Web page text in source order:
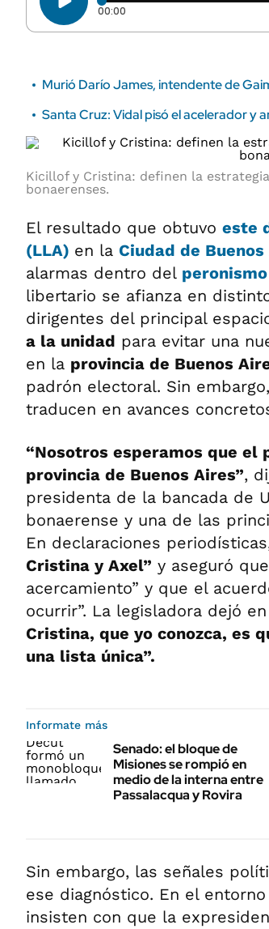
00:00 Tiempo transcurrido: 0
Murió Darío James, intendente de
Santa Cruz: Vidal pisó el acelerador y
Kicillof y Cristina: definen la
bonaerenses.
El resultado que obtuvo este
(LLA) en la Ciudad de
alarmas dentro del
libertario se afianza en
dirigentes del principal
a la unidad para evitar una
en la provincia de Buenos
padrón electoral. Sin
traducen en avances
“Nosotros esperamos que el
provincia de Buenos Aires”,
presidenta de la bancada de
bonaerense y una de las
En declaraciones
Cristina y Axel” y aseguró
acercamiento” y que el
ocurrir”. La legisladora dejó
Cristina, que yo conozca, es
una lista única”.
Informate más
Senado: el bloque de
Misiones se rompió en
medio de la interna entre
Passalacqua y Rovira
Sin embargo, las señales
ese diagnóstico. En el
insisten con que la